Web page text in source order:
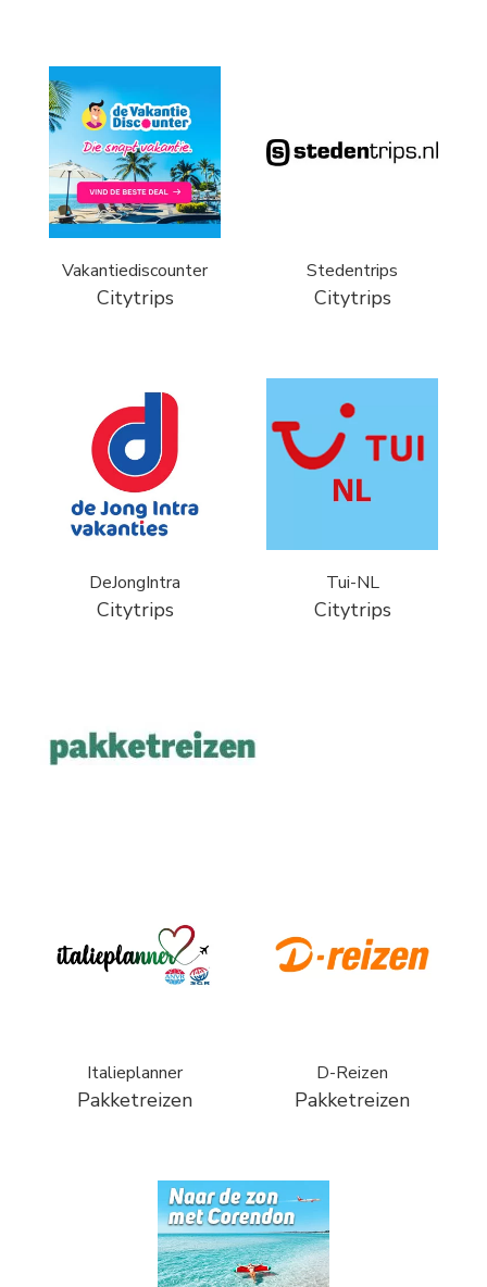
Vakantiediscounter
Citytrips
Stedentrips
Citytrips
DeJongIntra
Citytrips
Tui-NL
Citytrips
Italieplanner
Pakketreizen
D-Reizen
Pakketreizen